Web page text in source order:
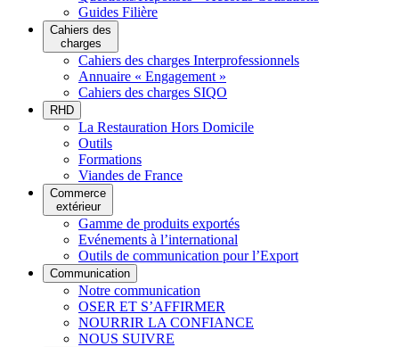
Guides Filière
Cahiers des
charges
Cahiers des charges Interprofessionnels
Annuaire « Engagement »
Cahiers des charges SIQO
RHD
La Restauration Hors Domicile
Outils
Formations
Viandes de France
Commerce
extérieur
Gamme de produits exportés
Evénements à l’international
Outils de communication pour l’Export
Communication
Notre communication
OSER ET S’AFFIRMER
NOURRIR LA CONFIANCE
NOUS SUIVRE